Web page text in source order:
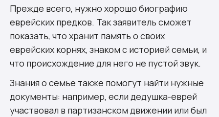
Прежде всего, нужно хорошо биографию
еврейских предков. Так заявитель сможет
показать, что хранит память о своих
еврейских корнях, знаком с историей семьи, и
что происхождение для него не пустой звук.
Знания о семье также помогут найти нужные
документы: например, если дедушка-еврей
участвовал в партизанском движении или был